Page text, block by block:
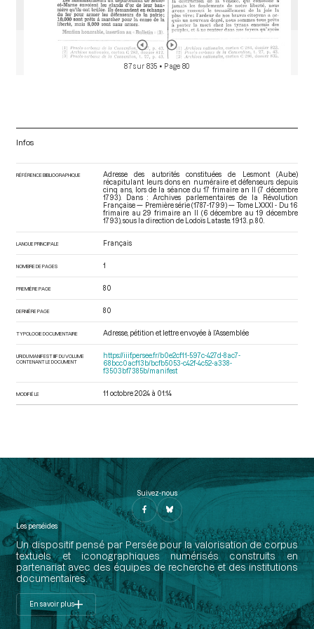
87 sur 835 • Page 80
Infos
RÉFÉRENCE BIBLIOGRAPHIQUE
Adresse des autorités constituées de Lesmont (Aube)
récapitulant leurs dons en numéraire et défenseurs depuis
cinq ans, lors de la séance du 17 frimaire an II (7 décembre
1793). Dans : Archives parlementaires de la Révolution
Française — Première série (1787-1799) — Tome LXXXI - Du 16
frimaire au 29 frimaire an II (6 décembre au 19 décembre
1793) , sous la direction de Lodoïs Lataste. 1913. p. 80.
LANGUE PRINCIPALE Français
NOMBRE DE PAGES 1
PREMIÈRE PAGE 80
DERNIÈRE PAGE 80
TYPOLOGIE DOCUMENTAIRE Adresse, pétition et lettre envoyée à l’Assemblée
URI DU MANIFEST IIIF DU VOLUME
CONTENANT LE DOCUMENT
https://iiif.persee.fr/b0e2cf11-597c-427d-8ac7-
68bcc0acf13b/bcfb5053-c42f-4c52-a338-
f3503bf7385b/manifest
MODIFIÉ LE 11 octobre 2024 à 01:14
Suivez-nous
Les perséides
Un dispositif pensé par Persée pour la valorisation de corpus
textuels et iconographiques numérisés construits en
partenariat avec des équipes de recherche et des institutions
documentaires.
En savoir plus